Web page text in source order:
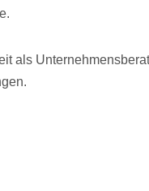
als